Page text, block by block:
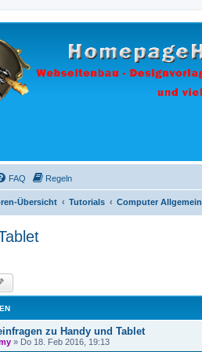
FAQ Regeln
Übersicht Tutorials Computer Allgemein
zu Handy und Tablet
» Do 18. Feb 2016, 19:13